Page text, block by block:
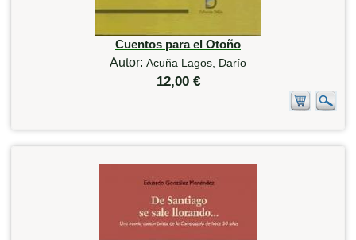
Cuentos para el Otoño
Autor: Acuña Lagos, Darío
12,00 €